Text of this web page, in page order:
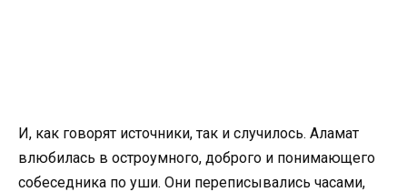
И, как говорят источники, так и случилось. Аламат
влюбилась в остроумного, доброго и понимающего
собеседника по уши. Они переписывались часами,